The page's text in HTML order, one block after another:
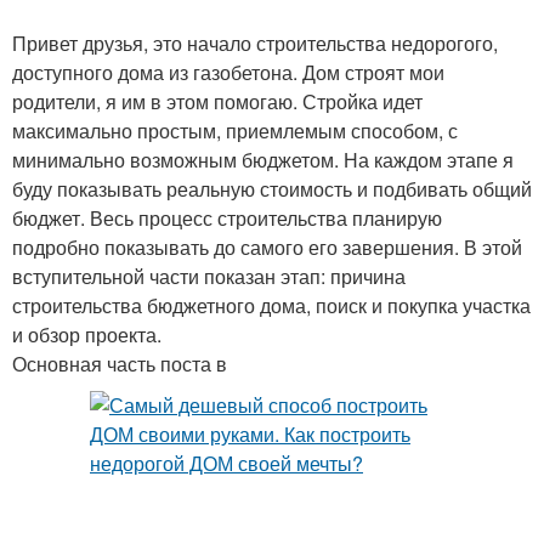
Привет друзья, это начало строительства недорогого,
доступного дома из газобетона. Дом строят мои
родители, я им в этом помогаю. Стройка идет
максимально простым, приемлемым способом, с
минимально возможным бюджетом. На каждом этапе я
буду показывать реальную стоимость и подбивать общий
бюджет. Весь процесс строительства планирую
подробно показывать до самого его завершения. В этой
вступительной части показан этап: причина
строительства бюджетного дома, поиск и покупка участка
и обзор проекта.
Основная часть поста в